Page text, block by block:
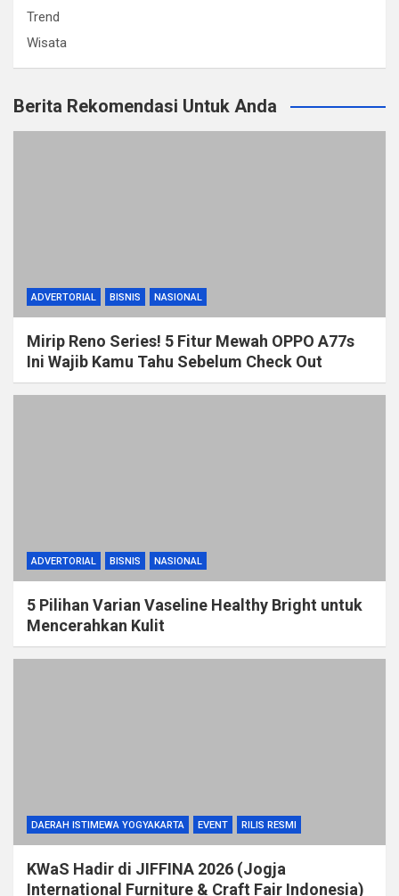
Trend
Wisata
Berita Rekomendasi Untuk Anda
ADVERTORIAL BISNIS NASIONAL
Mirip Reno Series! 5 Fitur Mewah OPPO A77s
Ini Wajib Kamu Tahu Sebelum Check Out
ADVERTORIAL BISNIS NASIONAL
5 Pilihan Varian Vaseline Healthy Bright untuk
Mencerahkan Kulit
DAERAH ISTIMEWA YOGYAKARTA EVENT RILIS RESMI
KWaS Hadir di JIFFINA 2026 (Jogja
International Furniture & Craft Fair Indonesia)